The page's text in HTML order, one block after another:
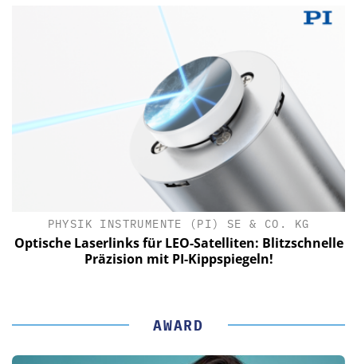
PHYSIK INSTRUMENTE (PI) SE & CO. KG
Optische Laserlinks für LEO-Satelliten: Blitzschnelle
Präzision mit PI-Kippspiegeln!
AWARD